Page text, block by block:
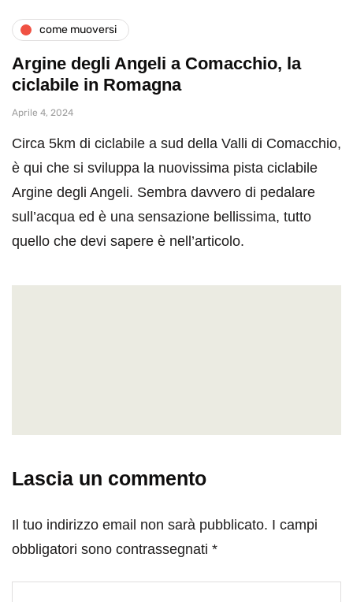
come muoversi
Argine degli Angeli a Comacchio, la
ciclabile in Romagna
Aprile 4, 2024
Circa 5km di ciclabile a sud della Valli di Comacchio,
è qui che si sviluppa la nuovissima pista ciclabile
Argine degli Angeli. Sembra davvero di pedalare
sull’acqua ed è una sensazione bellissima, tutto
quello che devi sapere è nell’articolo.
Lascia un commento
Il tuo indirizzo email non sarà pubblicato. I campi
obbligatori sono contrassegnati *